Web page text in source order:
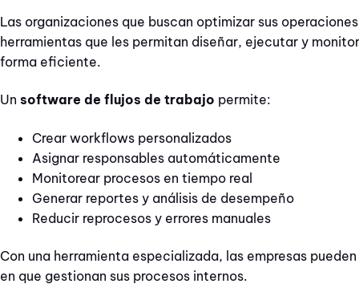
Las organizaciones que buscan optimizar sus
herramientas que les permitan diseñar, ejecutar y
forma eficiente.
Un software de flujos de trabajo permite:
Crear workflows personalizados
Asignar responsables automáticamente
Monitorear procesos en tiempo real
Generar reportes y análisis de desempeño
Reducir reprocesos y errores manuales
Con una herramienta especializada, las empresas
en que gestionan sus procesos internos.